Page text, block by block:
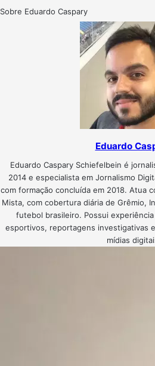
Sobre Eduardo Caspary
Eduardo
Eduardo Caspary Schiefelbein é
2014 e especialista em Jornalismo
com formação concluída em 2018. Atua
Mista, com cobertura diária de Grêmio,
futebol brasileiro. Possui
esportivos, reportagens investigativas
mídias